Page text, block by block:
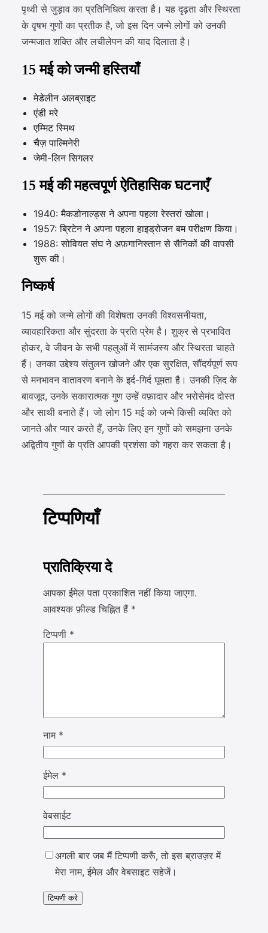
पृथ्वी से जुड़ाव का प्रतिनिधित्व करता है। यह दृढ़ता और स्थिरता
के वृषभ गुणों का प्रतीक है, जो इस दिन जन्मे लोगों को उनकी
जन्मजात शक्ति और लचीलेपन की याद दिलाता है।
15 मई को जन्मी हस्तियाँ
मेडेलीन अलब्राइट
एंडी मरे
एम्मिट स्मिथ
चैज़ पाल्मिनेरी
जेमी-लिन सिगलर
15 मई की महत्वपूर्ण ऐतिहासिक घटनाएँ
1940: मैकडोनाल्ड्स ने अपना पहला रेस्तरां खोला।
1957: ब्रिटेन ने अपना पहला हाइड्रोजन बम परीक्षण किया।
1988: सोवियत संघ ने अफ़गानिस्तान से सैनिकों की वापसी
शुरू की।
निष्कर्ष
15 मई को जन्मे लोगों की विशेषता उनकी विश्वसनीयता,
व्यावहारिकता और सुंदरता के प्रति प्रेम है। शुक्र से प्रभावित
होकर, वे जीवन के सभी पहलुओं में सामंजस्य और स्थिरता चाहते
हैं। उनका उद्देश्य संतुलन खोजने और एक सुरक्षित, सौंदर्यपूर्ण रूप
से मनभावन वातावरण बनाने के इर्द-गिर्द घूमता है। उनकी ज़िद के
बावजूद, उनके सकारात्मक गुण उन्हें वफ़ादार और भरोसेमंद दोस्त
और साथी बनाते हैं। जो लोग 15 मई को जन्मे किसी व्यक्ति को
जानते और प्यार करते हैं, उनके लिए इन गुणों को समझना उनके
अद्वितीय गुणों के प्रति आपकी प्रशंसा को गहरा कर सकता है।
टिप्पणियाँ
प्रातिक्रिया दे
आपका ईमेल पता प्रकाशित नहीं किया जाएगा.
आवश्यक फ़ील्ड चिह्नित हैं *
टिप्पणी *
नाम *
ईमेल *
वेबसाईट
अगली बार जब मैं टिप्पणी करूँ, तो इस ब्राउज़र में
मेरा नाम, ईमेल और वेबसाइट सहेजें।